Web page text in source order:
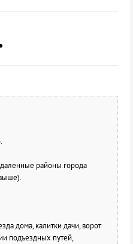
районы города
дома, калитки дачи, ворот
подъездных путей,